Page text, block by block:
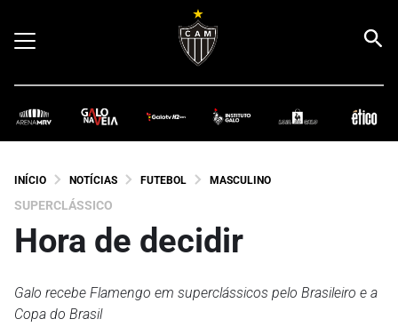
INÍCIO NOTÍCIAS FUTEBOL MASCULINO
SUPERCLÁSSICO
Hora de decidir
Galo recebe Flamengo em superclássicos pelo Brasileiro e a
Copa do Brasil